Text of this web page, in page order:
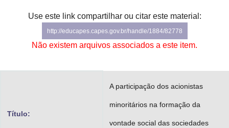
Gabinete de Segurança Institucional
Advocacia-Geral da União
Use este link compartilhar ou citar este material:
http://educapes.capes.gov.br/handle/1884/82778
Não existem arquivos associados a este item.
Título:
A participação dos acionistas
minoritários na formação da
vontade social das sociedades